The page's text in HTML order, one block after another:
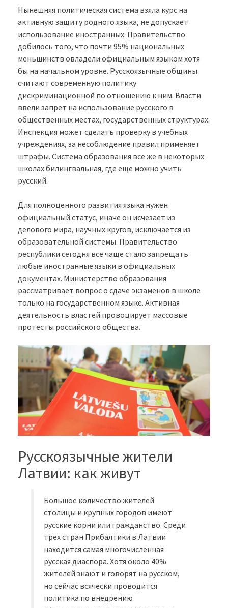
Нынешняя политическая система взяла курс на
активную защиту родного языка, не допускает
использование иностранных. Правительство
добилось того, что почти 95% национальных
меньшинств овладели официальным языком хотя
бы на начальном уровне. Русскоязычные общины
считают современную политику
дискриминационной по отношению к ним. Власти
ввели запрет на использование русского в
общественных местах, государственных структурах.
Инспекция может сделать проверку в учебных
учреждениях, за несоблюдение правил применяет
штрафы. Система образования все же в некоторых
школах билингвальная, где еще можно учить
русский.
Для полноценного развития языка нужен
официальный статус, иначе он исчезает из
делового мира, научных кругов, исключается из
образовательной системы. Правительство
республики сегодня все чаще стало запрещать
любые иностранные языки в официальных
документах. Министерство образования
рассматривает вопрос о сдаче экзаменов в школе
только на государственном языке. Активная
деятельность властей провоцирует массовые
протесты российского общества.
Русскоязычные жители
Латвии: как живут
Большое количество жителей
столицы и крупных городов имеют
русские корни или гражданство. Среди
трех стран Прибалтики в Латвии
находится самая многочисленная
русская диаспора. Хотя около 40%
жителей знают и говорят на русском,
но сейчас всячески проводится
политика по внедрению